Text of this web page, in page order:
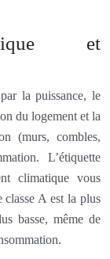
et
la puissance, le
du logement et la
(murs, combles,
L’étiquette
climatique vous
A est la plus
basse, même de